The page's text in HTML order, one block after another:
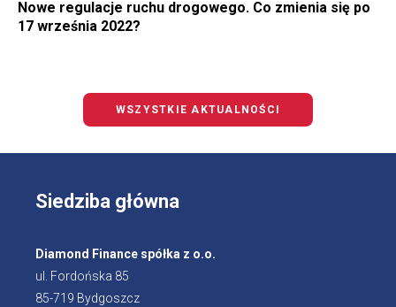
Nowe regulacje ruchu drogowego. Co zmienia się po
17 września 2022?
WSZYSTKIE AKTUALNOŚCI
Siedziba główna
Diamond Finance spółka z o.o.
ul. Fordońska 85
85-719 Bydgoszcz